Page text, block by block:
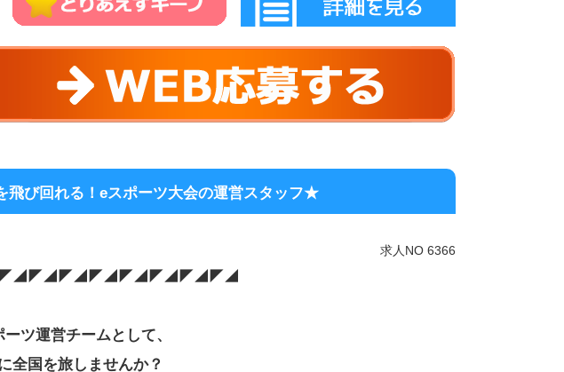
＼＼こんな方にオススメ／／
◎ゲームが大好きな人
◎ゲーム関係の仕事で頑張りたい
◎夢を追いかけたい
◎選手をサポートすることに興味がある
◎新しいことに挑戦したい
◎いろいろな場所へ飛び回りたい
「好き」を仕事にして
飛び回れる！eスポーツ大会の運営スタッフ★
求人NO 6366
ーツ運営チームとして、
全国を旅しませんか？